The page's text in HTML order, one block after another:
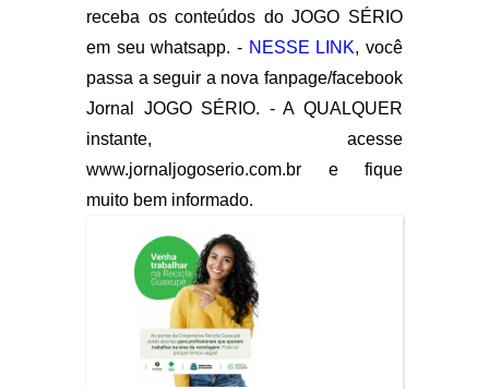
receba os conteúdos do JOGO SÉRIO
em seu whatsapp. - NESSE LINK, você
passa a seguir a nova fanpage/facebook
Jornal JOGO SÉRIO. - A QUALQUER
instante, acesse
www.jornaljogoserio.com.br e fique
muito bem informado.